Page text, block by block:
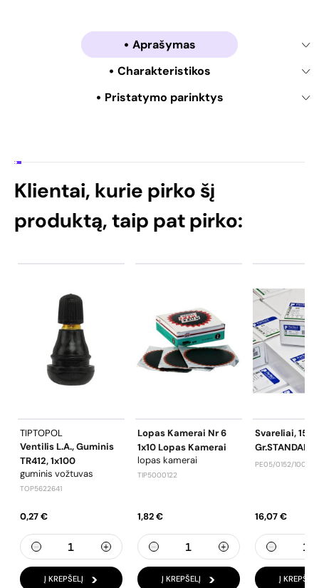
Aprašymas
Charakteristikos
Pristatymo parinktys
Klientai, kurie pirko šį
produktą, taip pat pirko:
TIPTOPOL
Ventilis L.a., Guminis
TR412, 1x100
guminis vožtuvas
TOP5622641
0,27 €
Į KREPŠELĮ
Lopas Kamerai Nr 6
1x10 Lopas Kamerai
lopas kamerai
TIP5000122
1,82 €
Į KREPŠELĮ
Svareliai, 15
Gr.STANDARD
PE05/0152/100
16,07 €
Į KREPŠELĮ